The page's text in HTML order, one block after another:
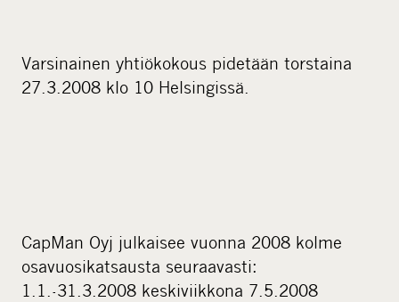
Varsinainen yhtiökokous pidetään torstaina
27.3.2008 klo 10 Helsingissä.
CapMan Oyj julkaisee vuonna 2008 kolme
osavuosikatsausta seuraavasti:
1.1.-31.3.2008 keskiviikkona 7.5.2008